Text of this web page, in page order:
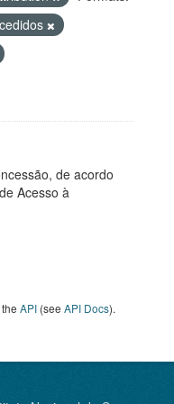
de acordo
Acesso à
API (see API Docs).